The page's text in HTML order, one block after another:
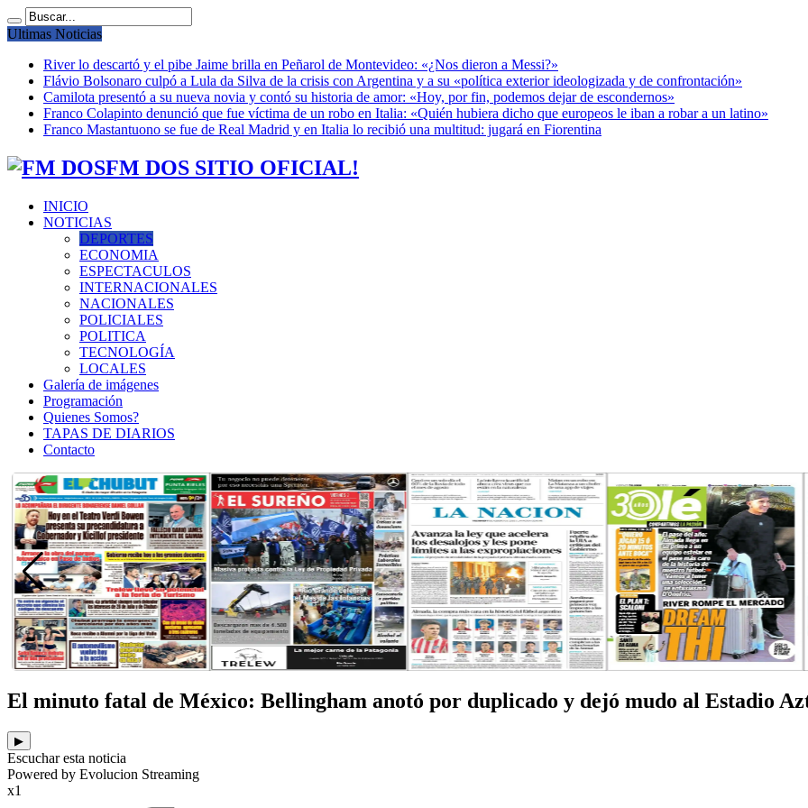
Ultimas Noticias
River lo descartó y el pibe Jaime brilla en Peñarol de Montevideo: «¿Nos dieron a Messi?»
Flávio Bolsonaro culpó a Lula da Silva de la crisis con Argentina y a su «política exterior ideologizada y de confrontación»
Camilota presentó a su nueva novia y contó su historia de amor: «Hoy, por fin, podemos dejar de escondernos»
Franco Colapinto denunció que fue víctima de un robo en Italia: «Quién hubiera dicho que europeos le iban a robar a un latino»
Franco Mastantuono se fue de Real Madrid y en Italia lo recibió una multitud: jugará en Fiorentina
FM DOS SITIO OFICIAL!
INICIO
NOTICIAS
DEPORTES
ECONOMIA
ESPECTACULOS
INTERNACIONALES
NACIONALES
POLICIALES
POLITICA
TECNOLOGÍA
LOCALES
Galería de imágenes
Programación
Quienes Somos?
TAPAS DE DIARIOS
Contacto
El minuto fatal de México: Bellingham anotó por duplicado y dejó mudo al Estadio
▶
Escuchar esta noticia
Powered by Evolucion Streaming
x1